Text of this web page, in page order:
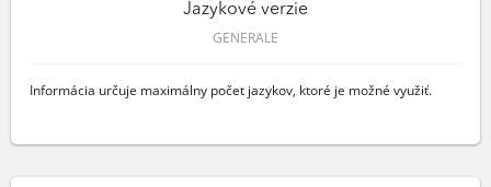
Jazykové verzie
GENERALE
Informácia určuje maximálny počet jazykov, ktoré je možné využiť.